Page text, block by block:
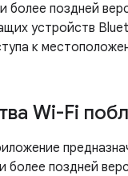
более поздней
устройств
к
Wi-Fi
более поздней